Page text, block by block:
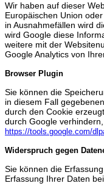
Wir haben auf dieser
Europäischen Union
in Ausnahmefällen wird
wird Google diese
weitere mit der
Google Analytics von
Browser Plugin
Sie können die
in diesem Fall
durch den Cookie
durch Google
https://tools.google.com/
Widerspruch gegen
Sie können die
Erfassung Ihrer Daten